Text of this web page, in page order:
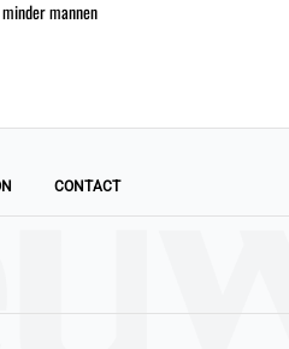
mannen
CONTACT